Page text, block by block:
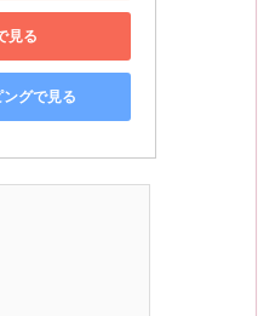
見る
グで見る